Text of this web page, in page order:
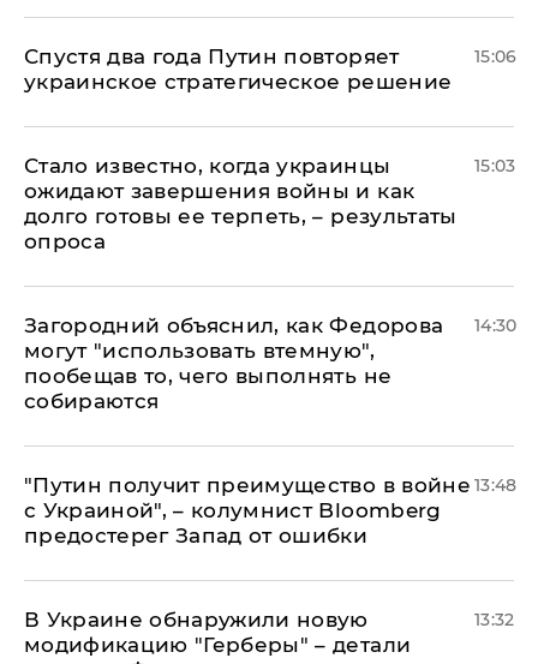
Спустя два года Путин повторяет
украинское стратегическое решение
15:06
Стало известно, когда украинцы
ожидают завершения войны и как
долго готовы ее терпеть, – результаты
опроса
15:03
Загородний объяснил, как Федорова
могут "использовать втемную",
пообещав то, чего выполнять не
собираются
14:30
"Путин получит преимущество в войне
с Украиной", – колумнист Bloomberg
предостерег Запад от ошибки
13:48
В Украине обнаружили новую
модификацию "Герберы" – детали
13:32